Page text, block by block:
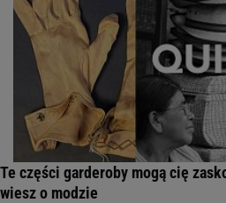
Te części garderoby mogą cię
wiesz o modzie